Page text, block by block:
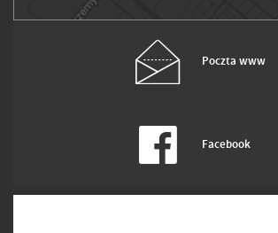
Poczta www
Facebook